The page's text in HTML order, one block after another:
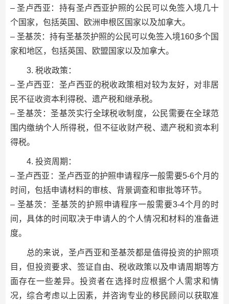
– 圣卢西亚：持有圣卢西亚护照的公民可以免签入境几十
个国家，包括英国、欧洲申根区国家以及加拿大。
– 圣基茨：持有圣基茨护照的公民可以免签入境160多个国
家和地区，包括英国、欧盟国家以及加拿大。
3. 税收政策：
– 圣卢西亚：圣卢西亚的税收政策相对较为友好，对非居
民不征收资本利得税、遗产税和继承税。
– 圣基茨：圣基茨实行全球税收制度，公民需要在全球范
围内缴纳个人所得税，但不征收财产税、遗产税和资本利
得税。
4. 投资周期：
– 圣卢西亚：圣卢西亚的护照申请程序一般需要5-6个月的
时间，包括申请材料的审核、背景调查和审批等环节。
– 圣基茨：圣基茨的护照申请程序一般需要3-4个月的时
间，具体的时间取决于申请人的个人情况和材料的准备进
度。
总的来说，圣卢西亚和圣基茨都是值得投资的护照项
目，但投资要求、签证自由、税收政策以及申请周期等方
面存在一些差异。投资者在选择时应根据个人需求和情
况，综合考虑以上因素，并咨询专业的移民顾问以获取准